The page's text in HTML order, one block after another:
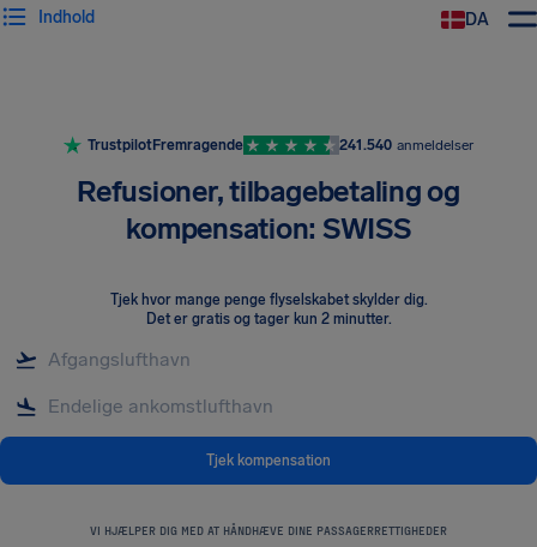
DA
Indhold
TrustpilotFremragende 241.540 anmeldelser
Refusioner, tilbagebetaling og
kompensation: SWISS
Tjek hvor mange penge flyselskabet skylder dig.
Det er gratis og tager kun 2 minutter.
Tjek kompensation
VI HJÆLPER DIG MED AT HÅNDHÆVE DINE PASSAGERRETTIGHEDER